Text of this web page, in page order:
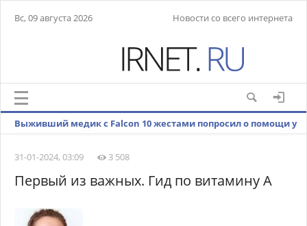
Вс, 09 августа 2026 Новости со всего интернета
Выживший медик с Falcon 10 жестами попросил о помощи у
31-01-2024, 03:09
3 508
Первый из важных. Гид по витамину А